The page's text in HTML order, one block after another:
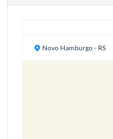
Novo Hamburgo - RS